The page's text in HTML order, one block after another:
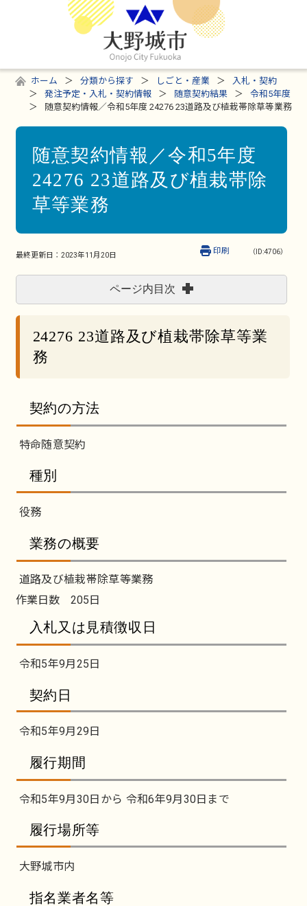
ホーム 分類から探す しごと・産業
入札・契約
発注予定・入札・契約情報
随意契約結果
令和5年度
随意契約情報／令和5年度 24276 23道路及び植栽帯除草等業務
随意契約情報／令和5年度
24276 23道路及び植栽帯除
草等業務
最終更新日： 2023年11月20日 （ID:4706）
印刷
ページ内目次
24276 23道路及び植栽帯除草等業
務
契約の方法
特命随意契約
種別
役務
業務の概要
道路及び植栽帯除草等業務
作業日数 205日
入札又は見積徴収日
令和5年9月25日
契約日
令和5年9月29日
履行期間
令和5年9月30日から 令和6年9月30日まで
履行場所等
大野城市内
指名業者名等